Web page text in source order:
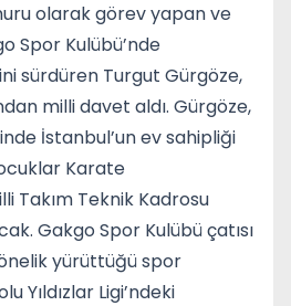
olarak görev yapan ve
Spor Kulübü’nde
sürdüren Turgut Gürgöze,
milli davet aldı. Gürgöze,
İstanbul’un ev sahipliği
Karate
Takım Teknik Kadrosu
Gakgo Spor Kulübü çatısı
yürüttüğü spor
Yıldızlar Ligi’ndeki